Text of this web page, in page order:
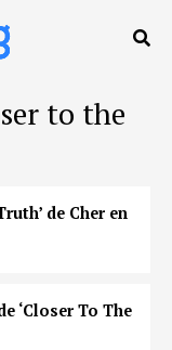
to the
de Cher en
‘Closer To The